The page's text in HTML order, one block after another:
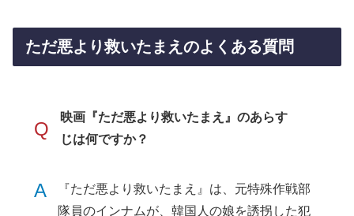
ただ悪より救いたまえのよくある質問
Q
映画『ただ悪より救いたまえ』のあらす
じは何ですか？
A
『ただ悪より救いたまえ』は、元特殊作戦部
隊員のインナムが、韓国人の娘を誘拐した犯